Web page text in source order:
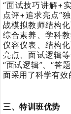
“面试技巧讲解+
点评+追求亮点”
战模拟教师结构
综合素养、学科
仪容仪表、结构
亮点、面试逻辑
“面试逻辑”、“答
面采用了科学有效
三、特训班优势